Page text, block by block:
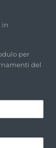
in
per
del